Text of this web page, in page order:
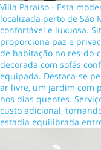
Villa Paraíso - Esta
localizada perto de São
confortável e luxuosa.
proporciona paz e
de habitação no rés-do-
decorada com sofás
equipada. Destaca-se
ar livre, um jardim com
nos dias quentes.
custo adicional,
estadia equilibrada